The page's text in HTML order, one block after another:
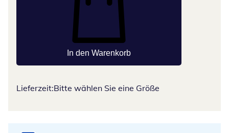
In den Warenkorb
Lieferzeit:Bitte wählen Sie eine Größe